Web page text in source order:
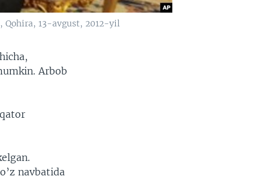
13-avgust, 2012-yil
Arbob
navbatida